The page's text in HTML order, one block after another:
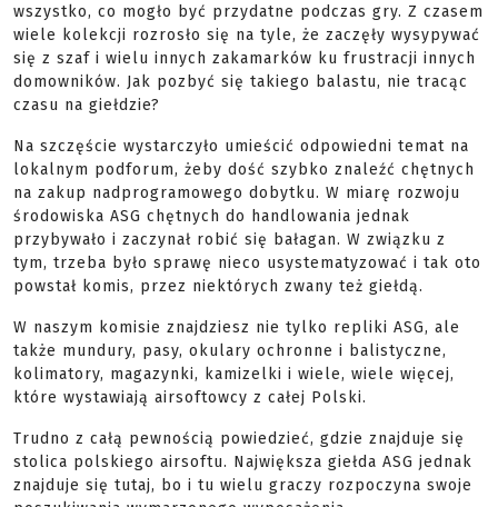
wszystko, co mogło być przydatne podczas gry. Z czasem
wiele kolekcji rozrosło się na tyle, że zaczęły wysypywać
się z szaf i wielu innych zakamarków ku frustracji innych
domowników. Jak pozbyć się takiego balastu, nie tracąc
czasu na giełdzie?
Na szczęście wystarczyło umieścić odpowiedni temat na
lokalnym podforum, żeby dość szybko znaleźć chętnych
na zakup nadprogramowego dobytku. W miarę rozwoju
środowiska ASG chętnych do handlowania jednak
przybywało i zaczynał robić się bałagan. W związku z
tym, trzeba było sprawę nieco usystematyzować i tak oto
powstał komis, przez niektórych zwany też giełdą.
W naszym komisie znajdziesz nie tylko repliki ASG, ale
także mundury, pasy, okulary ochronne i balistyczne,
kolimatory, magazynki, kamizelki i wiele, wiele więcej,
które wystawiają airsoftowcy z całej Polski.
Trudno z całą pewnością powiedzieć, gdzie znajduje się
stolica polskiego airsoftu. Największa giełda ASG jednak
znajduje się tutaj, bo i tu wielu graczy rozpoczyna swoje